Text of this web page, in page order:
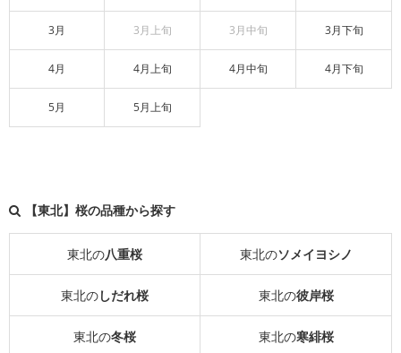
3月 3月上旬 3月中旬 3月下旬
4月 4月上旬 4月中旬 4月下旬
5月 5月上旬
【東北】桜の品種から探す
東北の八重桜 東北のソメイヨシノ
東北のしだれ桜 東北の彼岸桜
東北の冬桜 東北の寒緋桜